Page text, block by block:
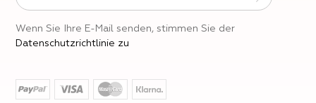
Wenn Sie Ihre E-Mail senden, stimmen Sie der
Datenschutzrichtlinie zu